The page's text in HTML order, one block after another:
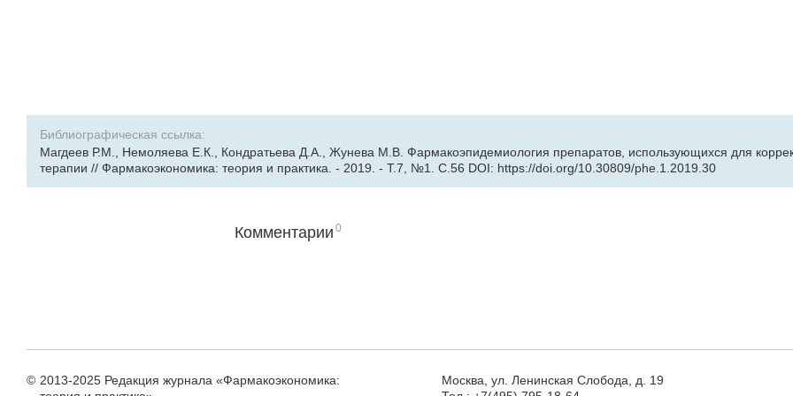
Библиографическая ссылка:
Магдеев Р.М., Немоляева Е.К., Кондратьева Д.А., Жунева М.В. Фармакоэпидемиология препаратов, использующихся для
терапии // Фармакоэкономика: теория и практика. - 2019. - Т.7, №1. С.56 DOI: https://doi.org/10.30809/phe.1.2019.30
Комментарии 0
© 2013-2025 Редакция журнала «Фармакоэкономика:
Москва, ул. Ленинская Слобода, д. 19